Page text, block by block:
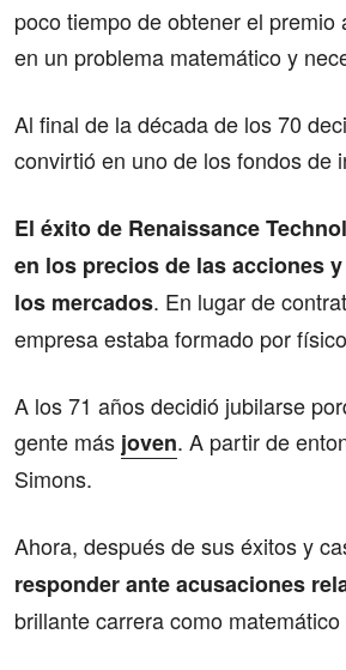
poco tiempo de obtener el
en un problema matemático y
Al final de la década de los 70
convirtió en uno de los fondos de
El éxito de Renaissance
en los precios de las acciones
los mercados. En lugar de
empresa estaba formado por
A los 71 años decidió jubilarse
gente más joven. A partir de
Simons.
Ahora, después de sus éxitos y
responder ante acusaciones
brillante carrera como